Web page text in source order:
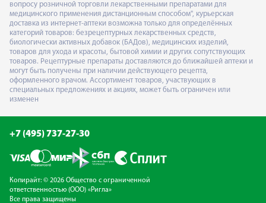
вопросу розничной торговли лекарственными препаратами для
медицинского применения дистанционным способом", курьерская
доставка из интернет-аптеки возможна только для определённых
категорий товаров: безрецептурных лекарственных средств,
биологически активных добавок (БАДов), медицинских изделий,
товаров для ухода и красоты, бытовой химии и других сопутствующих
товаров. Рецептурные препараты доставляются до ближайшей аптеки и
могут быть получены при наличии действующего рецепта,
оформленного врачом. Ассортимент товаров, участвующих в
специальных предложениях и акциях, может быть ограничен или
изменен
+7 (495) 737-27-30
Копирайт: © 2026 Общество с ограниченной
ответственностью (ООО) «Ригла»
Все права защищены